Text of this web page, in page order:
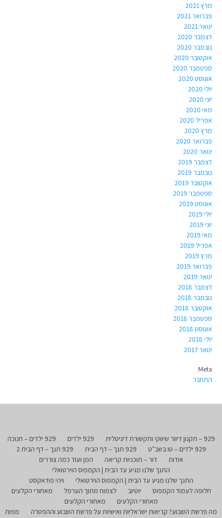
מרץ 2021
פברואר 2021
ינואר 2021
דצמבר 2020
נובמבר 2020
אוקטובר 2020
ספטמבר 2020
אוגוסט 2020
יולי 2020
יוני 2020
מאי 2020
אפריל 2020
מרץ 2020
פברואר 2020
ינואר 2020
דצמבר 2019
נובמבר 2019
אוקטובר 2019
ספטמבר 2019
אוגוסט 2019
יולי 2019
יוני 2019
מאי 2019
אפריל 2019
מרץ 2019
פברואר 2019
ינואר 2019
דצמבר 2018
נובמבר 2018
אוקטובר 2018
ספטמבר 2018
אוגוסט 2018
יולי 2018
ינואר 2017
Meta
התחבר
929 – תקנון דיוור שיווקי ותקשורת דיגיטלית 929 ילדים
929 ילדים – חנוכה
929 ילדים – טו בשב"ט
929 תנך – דף הבית
929 תנך – דף הבית 2
אודות
דור – תוכניות קריאה
המן ועוד כמה צוררים
התנך שלנו מגיע עד הבית | הקמפוס הוירטואלי
התנך שלנו מגיע עד הבית | הקמפוס הוירטואלי
ויהי פודאקסט
חלופה לעמוד הקמפוס
יוטיוב לצמוח מתוך הערפל
מאחורי הקלעים
מאחורי הקלעים
מאחורי הקלעים
מה פרשת השבוע? קריאות ישראליות ואישיות על פרשת השבוע וההפטרה
מפות